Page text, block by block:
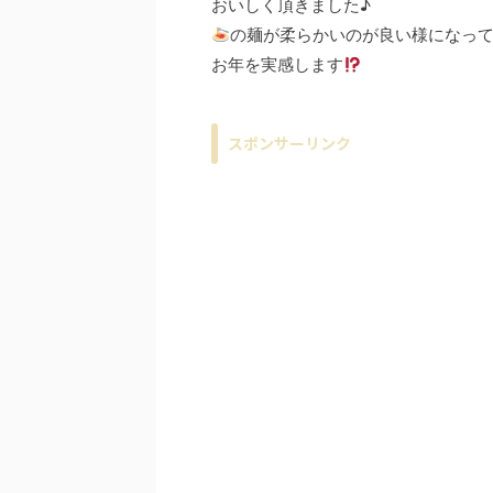
おいしく頂きました♪
の麺が柔らかいのが良い様になっ
お年を実感します
スポンサーリンク